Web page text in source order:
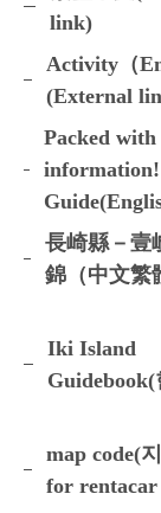
link)
Activity（
(External
Packed with
長崎縣－壹
錦（中文繁
Iki Island
map code(
for rentacar